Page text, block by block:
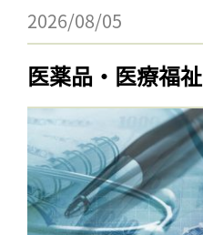
2026/08/05
医薬品・医療福祉